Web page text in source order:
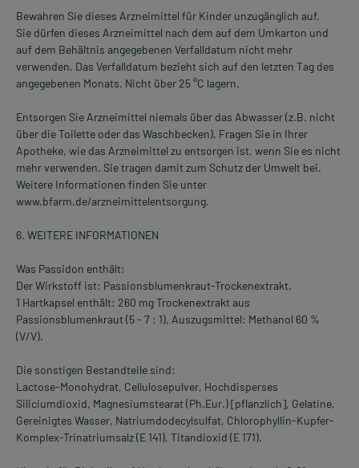
Bewahren Sie dieses Arzneimittel für Kinder unzugänglich auf.
Sie dürfen dieses Arzneimittel nach dem auf dem Umkarton und
auf dem Behältnis angegebenen Verfalldatum nicht mehr
verwenden. Das Verfalldatum bezieht sich auf den letzten Tag des
angegebenen Monats. Nicht über 25 °C lagern.
Entsorgen Sie Arzneimittel niemals über das Abwasser (z.B. nicht
über die Toilette oder das Waschbecken). Fragen Sie in Ihrer
Apotheke, wie das Arzneimittel zu entsorgen ist, wenn Sie es nicht
mehr verwenden. Sie tragen damit zum Schutz der Umwelt bei.
Weitere Informationen finden Sie unter
www.bfarm.de/arzneimittelentsorgung.
6. WEITERE INFORMATIONEN
Was Passidon enthält:
Der Wirkstoff ist: Passionsblumenkraut-Trockenextrakt.
1 Hartkapsel enthält: 260 mg Trockenextrakt aus
Passionsblumenkraut (5 - 7 : 1), Auszugsmittel: Methanol 60 %
(V/V).
Die sonstigen Bestandteile sind:
Lactose-Monohydrat, Cellulosepulver, Hochdisperses
Siliciumdioxid, Magnesiumstearat (Ph.Eur.) [pflanzlich], Gelatine,
Gereinigtes Wasser, Natriumdodecylsulfat, Chlorophyllin-Kupfer-
Komplex-Trinatriumsalz (E 141), Titandioxid (E 171).